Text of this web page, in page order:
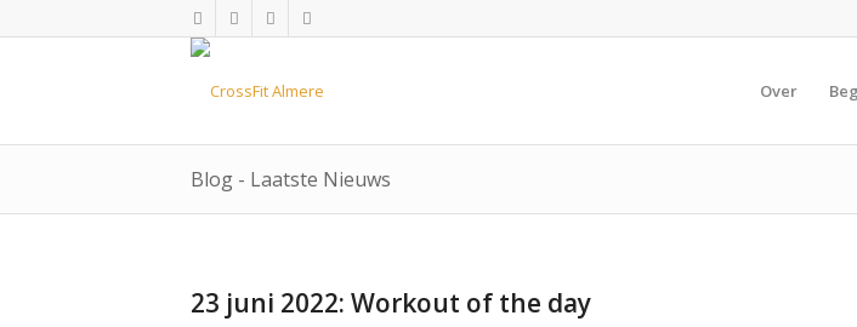
Over
Blog - Laatste Nieuws
23 juni 2022: Workout of the day